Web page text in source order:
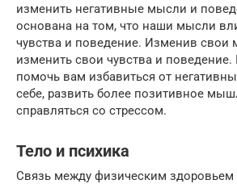
изменить негативные мысли и
основана на том, что наши мысли
чувства и поведение. Изменив
изменить свои чувства и
помочь вам избавиться от
себе, развить более позитивное
справляться со стрессом.
Тело и психика
Связь между физическим